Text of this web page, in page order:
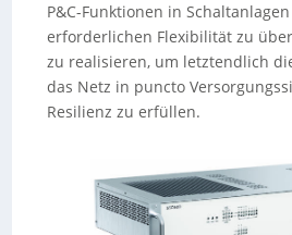
P&C-Funktionen in
erforderlichen Flexibilität zu
zu realisieren, um letztendlich
das Netz in puncto
Resilienz zu erfüllen.